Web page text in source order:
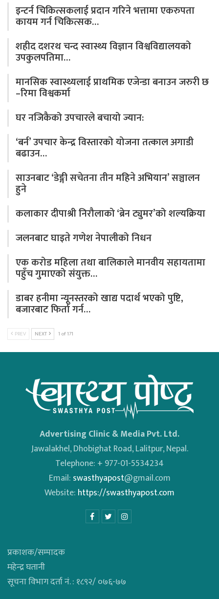
इन्टर्न चिकित्सकलाई प्रदान गरिने भत्तामा एकरुपता
कायम गर्न चिकित्सक…
शहीद दशरथ चन्द स्वास्थ्य विज्ञान विश्वविद्यालयको
उपकुलपतिमा…
मानसिक स्वास्थ्यलाई प्राथमिक एजेन्डा बनाउन जरुरी छ
–रिमा विश्वकर्मा
घर नजिकैको उपचारले बचायो ज्यान:
‘बर्न’ उपचार केन्द्र विस्तारको योजना तत्काल अगाडी
बढाउन…
साउनबाट ‘डेङ्गी सचेतना तीन महिने अभियान’ सञ्चालन
हुने
कलाकार दीपाश्री निरौलाको ‘ब्रेन ट्युमर’को शल्यक्रिया
जलनबाट घाइते गणेश नेपालीको निधन
एक करोड महिला तथा बालिकाले मानवीय सहायतामा
पहुँच गुमाएको संयुक्त…
डाबर हनीमा न्यूनस्तरको खाद्य पदार्थ भएको पुष्टि,
बजारबाट फिर्ता गर्न…
PREV NEXT 1 of 171
Advertising Clinic & Media Pvt. Ltd.
Jawalakhel, Dhobighat Road, Lalitpur, Nepal.
Telephone: + 977-01-5534234
Email: swasthyapost@gmail.com
Website: https://swasthyapost.com
प्रकाशक/सम्पादक
महेन्द्र घतानी
सूचना विभाग दर्ता नं. : १८९२/ ०७६-७७